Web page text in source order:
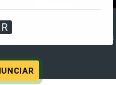
de Operadores